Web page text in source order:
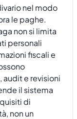
nel modo
le paghe.
non si limita
personali
fiscali e
audit e revisioni
il sistema
di
non un